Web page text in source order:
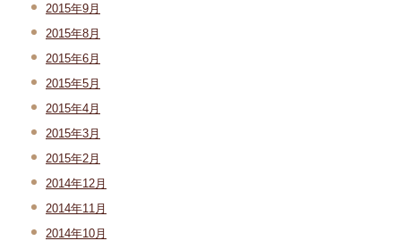
2015年9月
2015年8月
2015年6月
2015年5月
2015年4月
2015年3月
2015年2月
2014年12月
2014年11月
2014年10月